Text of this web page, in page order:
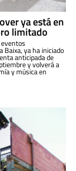
ya está en
limitado
Baixa, ya ha iniciado
anticipada de
y volverá a
y música en